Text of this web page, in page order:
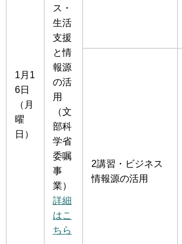
1月1
6日
（月
曜
日）
ス・
生活
支援
と情
報源
の活
用
（文
部科
学省
委嘱
事
業）
詳細
はこ
ちら
2講習・ビジネス
情報源の活用